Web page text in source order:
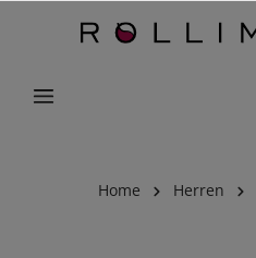
Home Herren